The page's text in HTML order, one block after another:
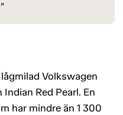
Volkswagen
Red Pearl. En
har mindre än 1 300